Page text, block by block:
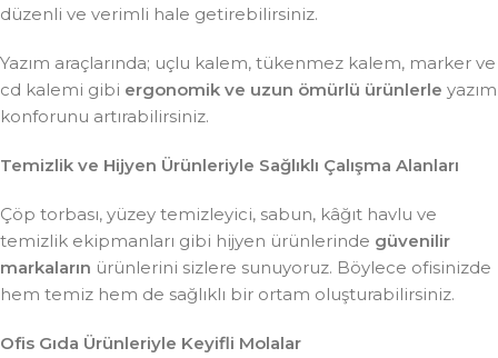
düzenli ve verimli hale getirebilirsiniz.
Yazım araçlarında; uçlu kalem, tükenmez kalem, marker ve
cd kalemi gibi ergonomik ve uzun ömürlü ürünlerle yazım
konforunu artırabilirsiniz.
Temizlik ve Hijyen Ürünleriyle Sağlıklı Çalışma Alanları
Çöp torbası, yüzey temizleyici, sabun, kâğıt havlu ve
temizlik ekipmanları gibi hijyen ürünlerinde güvenilir
markaların ürünlerini sizlere sunuyoruz. Böylece ofisinizde
hem temiz hem de sağlıklı bir ortam oluşturabilirsiniz.
Ofis Gıda Ürünleriyle Keyifli Molalar